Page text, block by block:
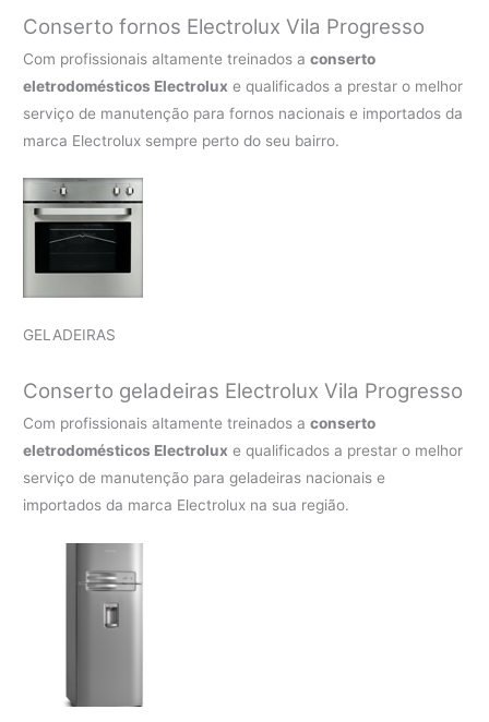
Conserto fornos Electrolux Vila Progresso
Com profissionais altamente treinados aconserto
eletrodomésticos Electrolux e qualificados a prestar o melhor
serviço de manutenção para fornos nacionais e importados da
marca Electrolux sempre perto do seu bairro.
GELADEIRAS
Conserto geladeiras Electrolux Vila Progresso
Com profissionais altamente treinados aconserto
eletrodomésticos Electrolux e qualificados a prestar o melhor
serviço de manutenção para geladeiras nacionais e
importados da marca Electrolux na sua região.